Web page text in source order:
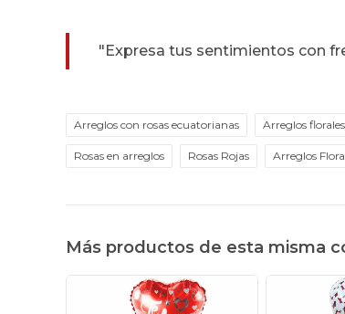
"Expresa tus sentimientos con
Arreglos con rosas ecuatorianas Arreglos
Rosas en arreglos Rosas Rojas Arreglos
Más productos de esta misma